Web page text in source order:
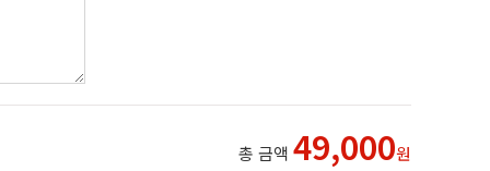
총 금액 49,000원